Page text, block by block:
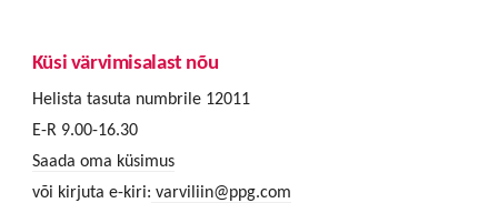
Küsi värvimisalast nõu
Helista tasuta numbrile 12011
E-R 9.00-16.30
Saada oma küsimus
või kirjuta e-kiri: varviliin@ppg.com